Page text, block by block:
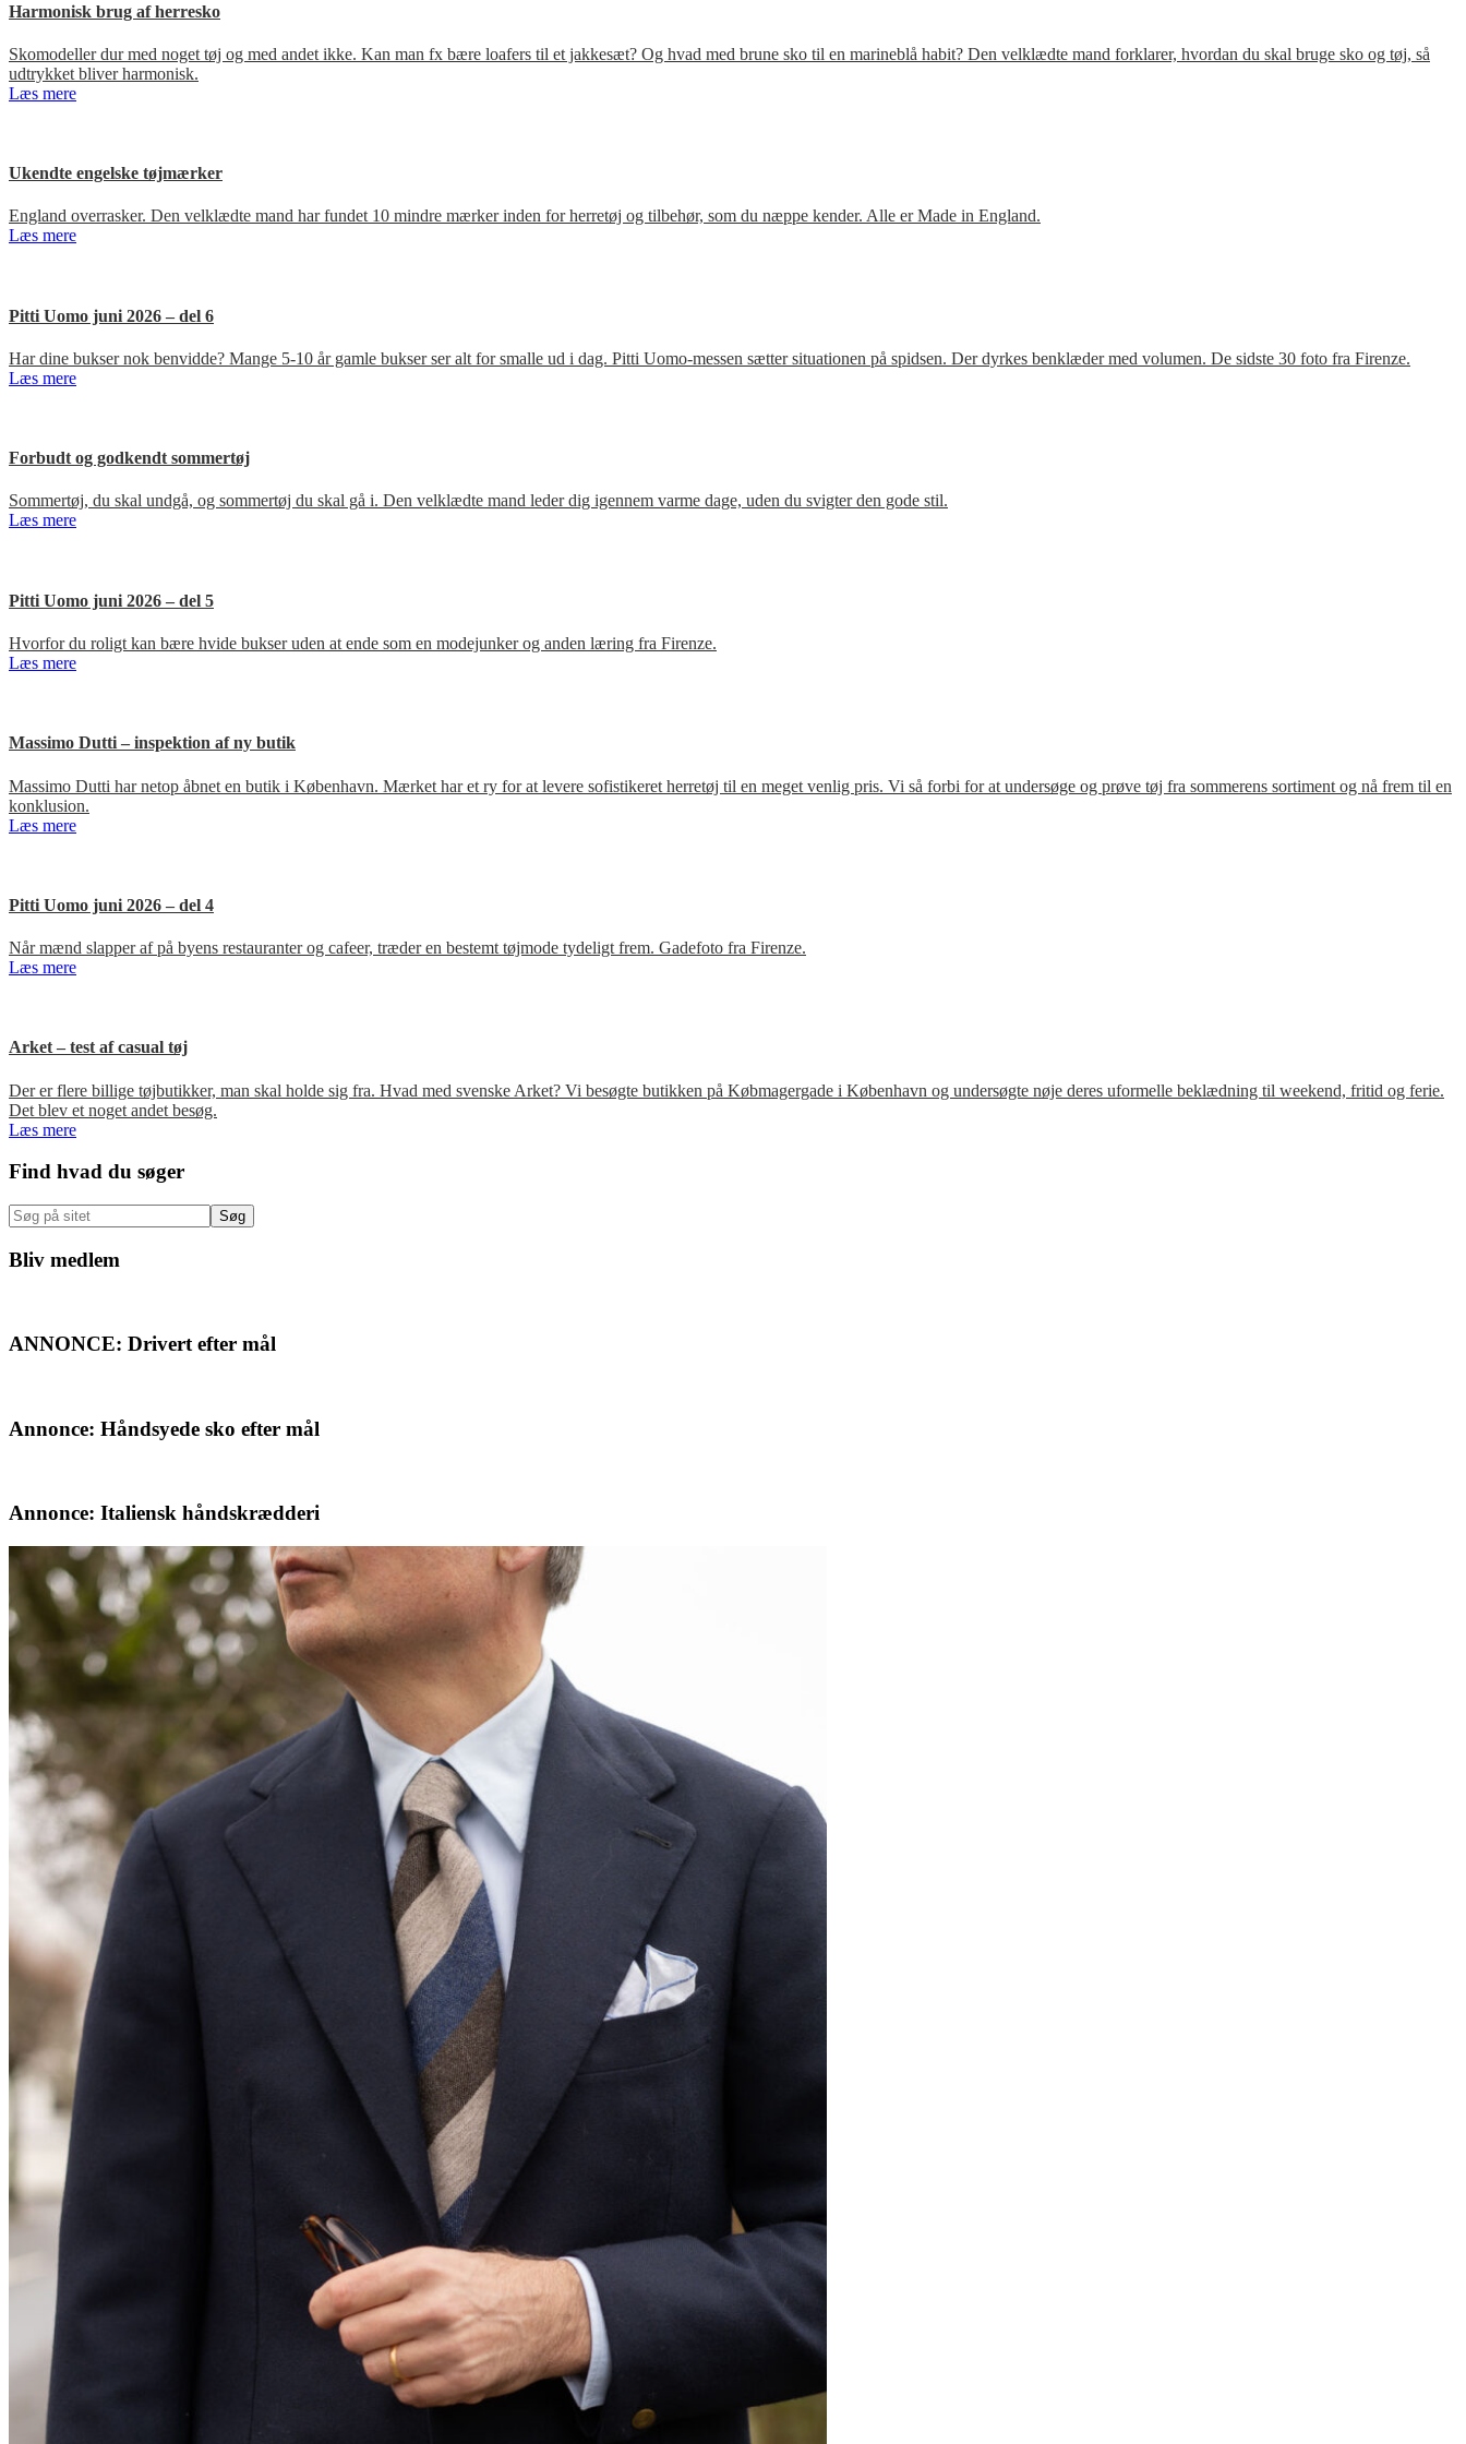
Harmonisk brug af herresko
Skomodeller dur med noget tøj og med andet ikke. Kan man fx bære loafers til et jakkesæt? Og hvad med brune sko til en marineblå habit? Den velklædte mand forklarer, hvordan du skal bruge sko og tøj, så
udtrykket bliver harmonisk.
Læs mere
Ukendte engelske tøjmærker
England overrasker. Den velklædte mand har fundet 10 mindre mærker inden for herretøj og tilbehør, som du næppe kender. Alle er Made in England.
Læs mere
Pitti Uomo juni 2026 – del 6
Har dine bukser nok benvidde? Mange 5-10 år gamle bukser ser alt for smalle ud i dag. Pitti Uomo-messen sætter situationen på spidsen. Der dyrkes benklæder med volumen. De sidste 30 foto fra Firenze.
Læs mere
Forbudt og godkendt sommertøj
Sommertøj, du skal undgå, og sommertøj du skal gå i. Den velklædte mand leder dig igennem varme dage, uden du svigter den gode stil.
Læs mere
Pitti Uomo juni 2026 – del 5
Hvorfor du roligt kan bære hvide bukser uden at ende som en modejunker og anden læring fra Firenze.
Læs mere
Massimo Dutti – inspektion af ny butik
Massimo Dutti har netop åbnet en butik i København. Mærket har et ry for at levere sofistikeret herretøj til en meget venlig pris. Vi så forbi for at undersøge og prøve tøj fra sommerens sortiment og nå frem til en
konklusion.
Læs mere
Pitti Uomo juni 2026 – del 4
Når mænd slapper af på byens restauranter og cafeer, træder en bestemt tøjmode tydeligt frem. Gadefoto fra Firenze.
Læs mere
Arket – test af casual tøj
Der er flere billige tøjbutikker, man skal holde sig fra. Hvad med svenske Arket? Vi besøgte butikken på Købmagergade i København og undersøgte nøje deres uformelle beklædning til weekend, fritid og ferie.
Det blev et noget andet besøg.
Læs mere
Primær
Sidebar
Find hvad du søger
Søg
på
sitet
Bliv medlem
ANNONCE: Drivert efter mål
Annonce: Håndsyede sko efter mål
Annonce: Italiensk håndskrædderi